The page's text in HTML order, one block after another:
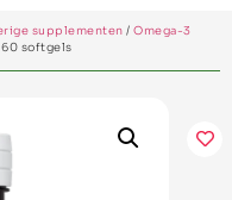
supplementen / Omega-3
60 softgels